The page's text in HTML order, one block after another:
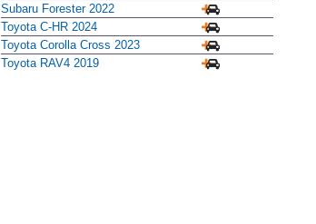
Subaru Forester 2022
Toyota C-HR 2024
Toyota Corolla Cross 2023
Toyota RAV4 2019